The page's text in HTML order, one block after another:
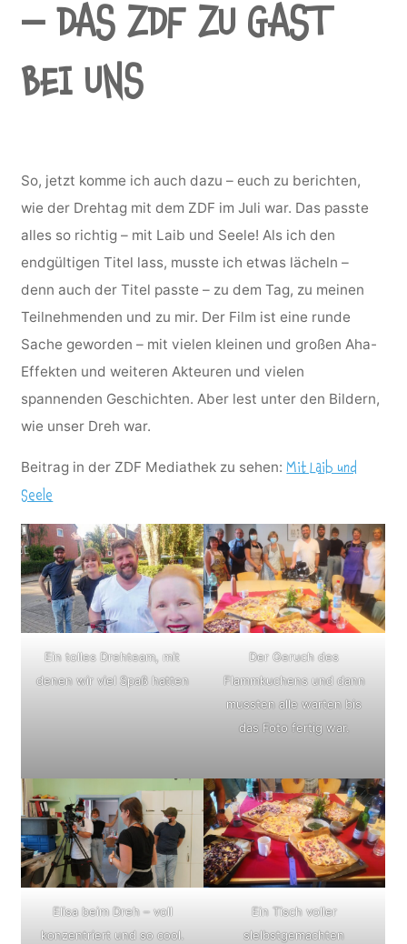
– DAS ZDF ZU GAST
BEI UNS
So, jetzt komme ich auch dazu – euch zu berichten,
wie der Drehtag mit dem ZDF im Juli war. Das passte
alles so richtig – mit Laib und Seele! Als ich den
endgültigen Titel lass, musste ich etwas lächeln –
denn auch der Titel passte – zu dem Tag, zu meinen
Teilnehmenden und zu mir. Der Film ist eine runde
Sache geworden – mit vielen kleinen und großen Aha-
Effekten und weiteren Akteuren und vielen
spannenden Geschichten. Aber lest unter den Bildern,
wie unser Dreh war.
Beitrag in der ZDF Mediathek zu sehen: Mit Laib und
Seele
Ein tolles Drehteam, mit
denen wir viel Spaß hatten
Der Geruch des
Flammkuchens und dann
mussten alle warten bis
das Foto fertig war.
Elisa beim Dreh – voll
konzentriert und so cool.
Ein Tisch voller
slelbstgemachten